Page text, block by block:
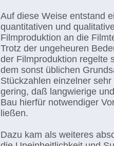
Auf diese Weise entstand
quantitativen und
Filmproduktion an die
Trotz der ungeheuren
der Filmproduktion regelte
dem sonst üblichen
Stückzahlen einzelner
gering, daß langwierige
Bau hierfür notwendiger
ließen.
Dazu kam als weiteres